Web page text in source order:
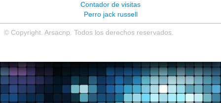
Contador de visitas
Perro jack russell
© Copyright. Arsacnp. Todos los derechos reservados.